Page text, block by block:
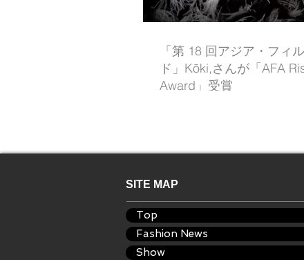
「第 18 回アジア・フィ
ド」Kōki,さんが「AFA
Award」受賞
SITE MAP
Top
Fashion News
Show